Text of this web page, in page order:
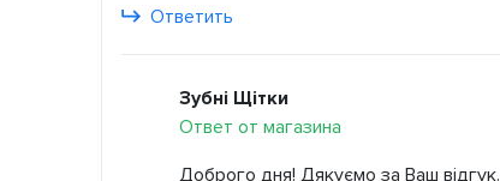
Ответить
Зубні Щітки
Ответ от магазина
Доброго дня! Дякуємо за Ваш відгук.